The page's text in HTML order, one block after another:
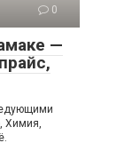
0
—
Химия,